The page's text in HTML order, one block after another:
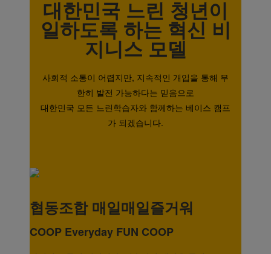
대한민국 느린 청년이
일하도록 하는 혁신 비
지니스 모델
사회적 소통이 어렵지만, 지속적인 개입을 통해 무
한히 발전 가능하다는 믿음으로
대한민국 모든 느린학습자와 함께하는 베이스 캠프
가 되겠습니다.
협동조합 매일매일즐거워
COOP Everyday FUN COOP